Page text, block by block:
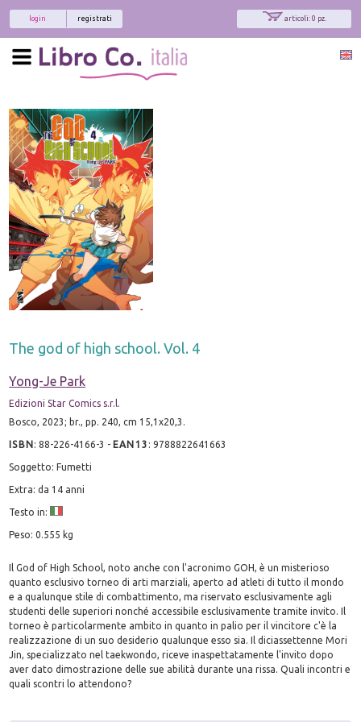
articoli: 0 pz.
registrati
login
The god of high school. Vol. 4
Yong-Je Park
Edizioni Star Comics s.r.l.
Bosco, 2023; br., pp. 240, cm 15,1x20,3.
ISBN:88-226-4166-3 - EAN13 :9788822641663
Soggetto: Fumetti
Extra: da 14 anni
Testo in:
Peso: 0.555 kg
Il God of High School, noto anche con l'acronimo GOH, è un misterioso
quanto esclusivo torneo di arti marziali, aperto ad atleti di tutto il mondo
e a qualunque stile di combattimento, ma riservato esclusivamente agli
studenti delle superiori nonché accessibile esclusivamente tramite invito. Il
torneo è particolarmente ambito in quanto in palio per il vincitore c'è la
realizzazione di un suo desiderio qualunque esso sia. Il diciassettenne Mori
Jin, specializzato nel taekwondo, riceve inaspettatamente l'invito dopo
aver dato dimostrazione delle sue abilità durante una rissa. Quali incontri e
quali scontri lo attendono?